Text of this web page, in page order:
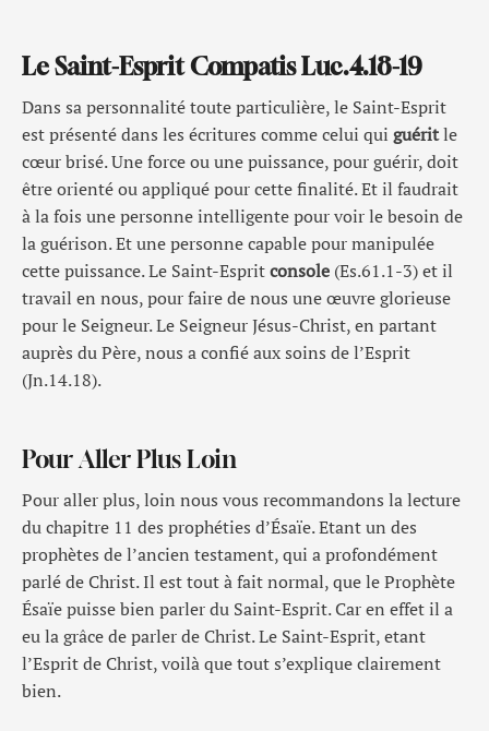
Le Saint-Esprit Compatis Luc.4.18-19
Dans sa personnalité toute particulière, le Saint-Esprit
est présenté dans les écritures comme celui qui guéritle
cœur brisé. Une force ou une puissance, pour guérir, doit
être orienté ou appliqué pour cette finalité. Et il faudrait
à la fois une personne intelligente pour voir le besoin de
la guérison. Et une personne capable pour manipulée
cette puissance. Le Saint-Espritconsole (Es.61.1-3) et il
travail en nous, pour faire de nous une œuvre glorieuse
pour le Seigneur. Le Seigneur Jésus-Christ, en partant
auprès du Père, nous a confié aux soins de l’Esprit
(Jn.14.18).
Pour Aller Plus Loin
Pour aller plus, loin nous vous recommandons la lecture
du chapitre 11 des prophéties d’Ésaïe. Etant un des
prophètes de l’ancien testament, qui a profondément
parlé de Christ. Il est tout à fait normal, que le Prophète
Ésaïe puisse bien parler du Saint-Esprit. Car en effet il a
eu la grâce de parler de Christ. Le Saint-Esprit, etant
l’Esprit de Christ, voilà que tout s’explique clairement
bien.